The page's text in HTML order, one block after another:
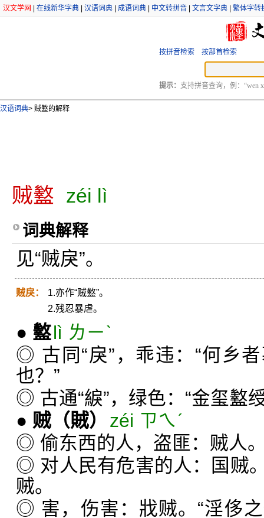
汉文学网 在线新华字典 汉语词典 成语词典 中文转拼音 文言文字典 繁体字转
按拼音检索 按部首检索
提示： 支持拼音查询，例：“wen
汉语词典> 贼盭的解释
贼盭 zéi lì
词典解释
见“贼戾”。
贼戾：
1.亦作“贼盭”。
2.残忍暴虐。
● 盭lì ㄌㄧˋ
◎ 古同“戾”，乖违：“何乡
也？”
◎ 古通“綟”，绿色：“金玺盭
● 贼（賊）
zéi ㄗㄟˊ
◎ 偷东西的人，盗匪：贼人
◎ 对人民有危害的人：国贼
贼。
◎ 害，伤害：戕贼。“淫侈